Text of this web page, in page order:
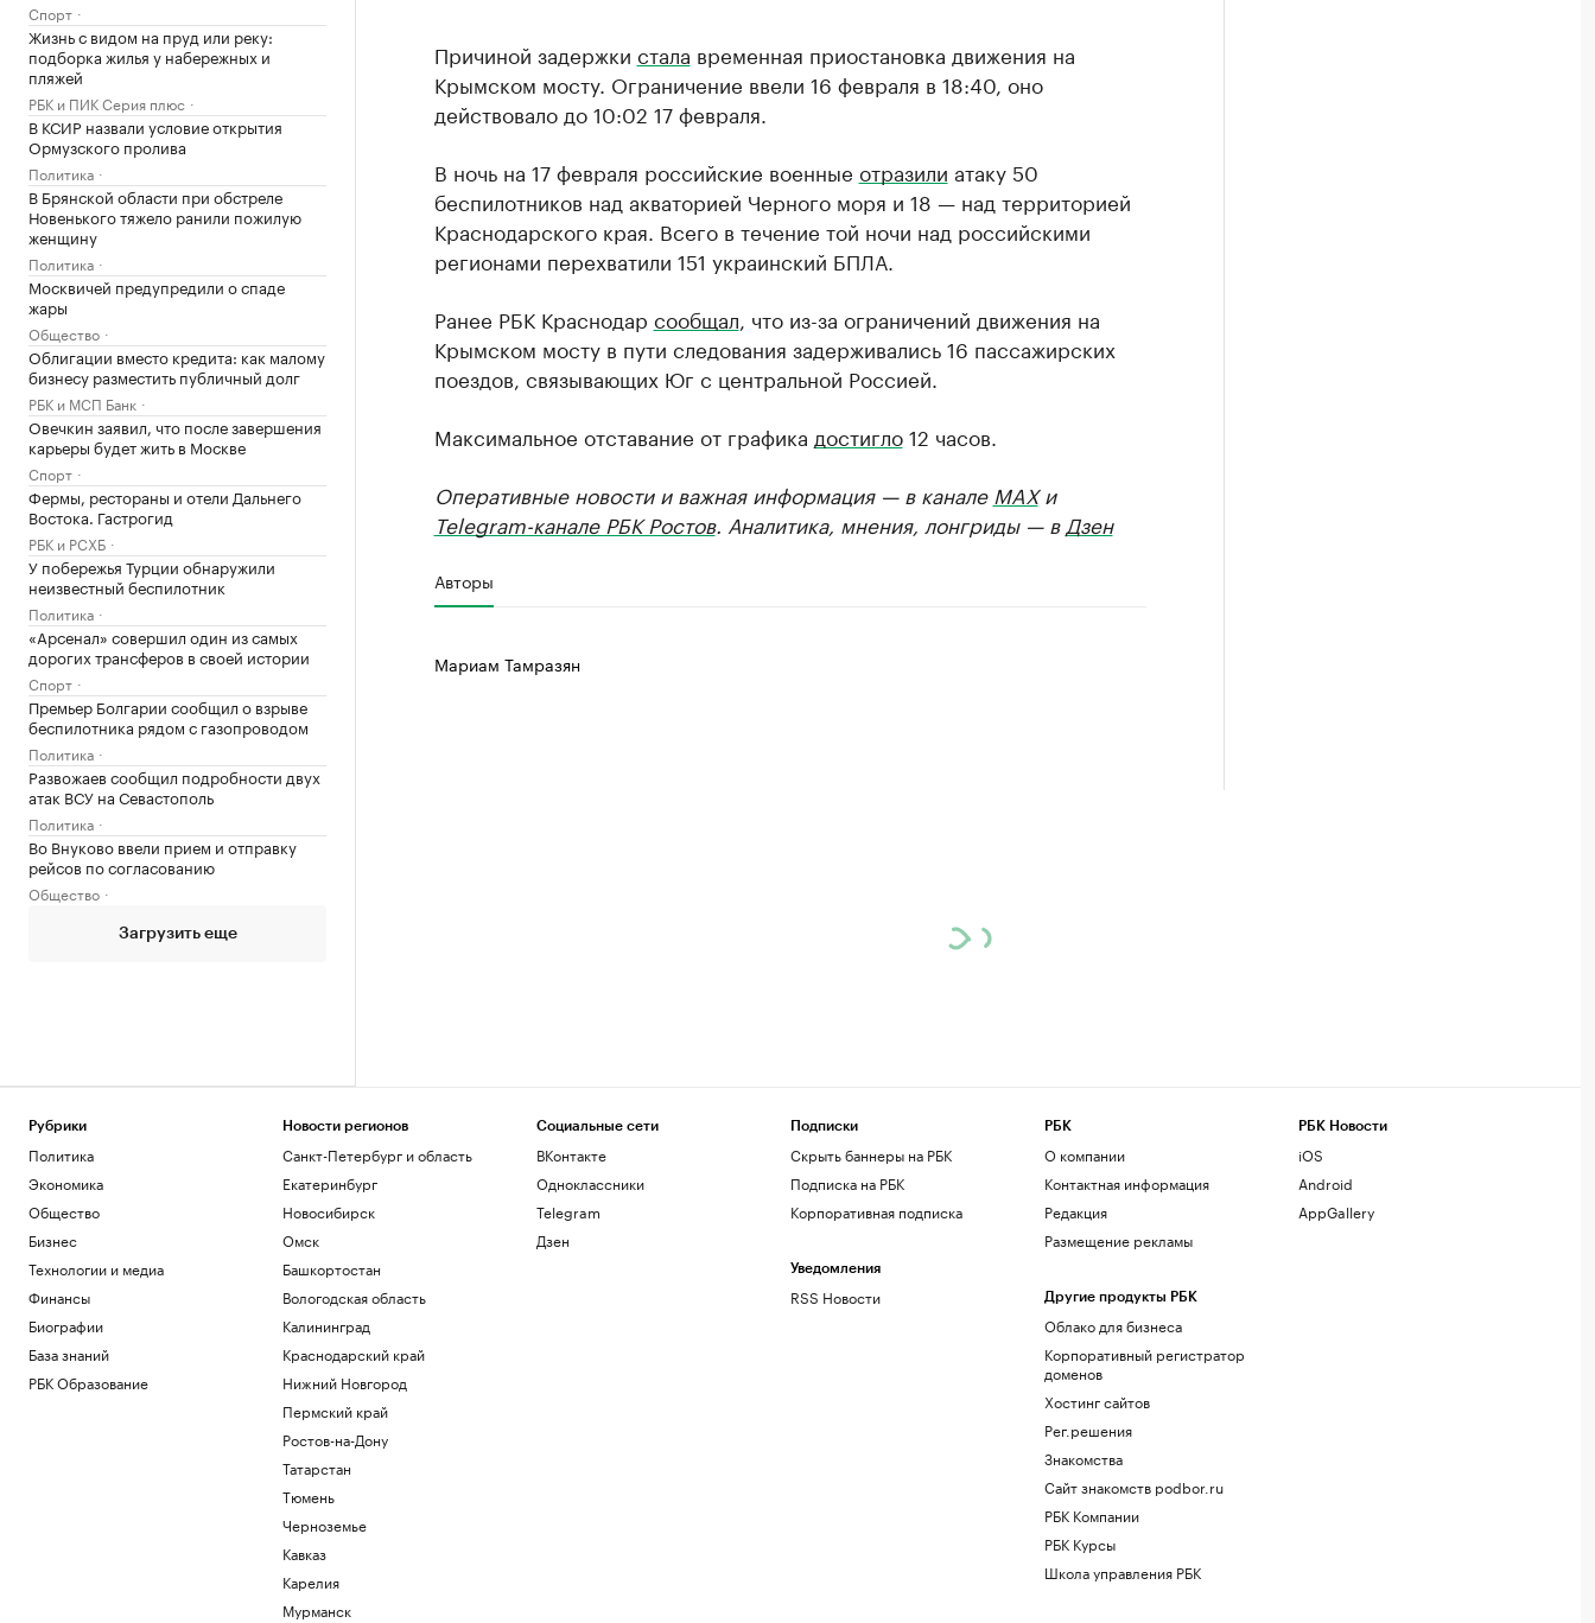
Спорт
Жизнь с видом на пруд или реку:
подборка жилья у набережных и
пляжей
РБК и ПИК Серия плюс
В КСИР назвали условие открытия
Ормузского пролива
Политика
В Брянской области при обстреле
Новенького тяжело ранили пожилую
женщину
Политика
Москвичей предупредили о спаде
жары
Общество
Облигации вместо кредита: как малому
бизнесу разместить публичный долг
РБК и МСП Банк
Овечкин заявил, что после завершения
карьеры будет жить в Москве
Спорт
Фермы, рестораны и отели Дальнего
Востока. Гастрогид
РБК и РСХБ
У побережья Турции обнаружили
неизвестный беспилотник
Политика
«Арсенал» совершил один из самых
дорогих трансферов в своей истории
Спорт
Премьер Болгарии сообщил о взрыве
беспилотника рядом с газопроводом
Политика
Развожаев сообщил подробности двух
атак ВСУ на Севастополь
Политика
Во Внуково ввели прием и отправку
рейсов по согласованию
Общество
Загрузить еще
Причиной задержки стала временная приостановка движения на
Крымском мосту. Ограничение ввели 16 февраля в 18:40, оно
действовало до 10:02 17 февраля.
В ночь на 17 февраля российские военные отразили атаку 50
беспилотников над акваторией Черного моря и 18 — над территорией
Краснодарского края. Всего в течение той ночи над российскими
регионами перехватили 151 украинский БПЛА.
Ранее РБК Краснодар сообщал , что из-за ограничений движения на
Крымском мосту в пути следования задерживались 16 пассажирских
поездов, связывающих Юг с центральной Россией.
Максимальное отставание от графика достигло12 часов.
Оперативные новости и важная информация — в канале MAXи
Telegram-канале РБК Ростов. Аналитика, мнения, лонгриды — в Дзен
Авторы
Мариам Тамразян
Рубрики
Политика
Экономика
Общество
Бизнес
Технологии и медиа
Финансы
Биографии
База знаний
РБК Образование
Новости регионов
Санкт-Петербург и область
Екатеринбург
Новосибирск
Омск
Башкортостан
Вологодская область
Калининград
Краснодарский край
Нижний Новгород
Пермский край
Ростов-на-Дону
Татарстан
Тюмень
Черноземье
Кавказ
Карелия
Мурманск
Социальные сети
ВКонтакте
Одноклассники
Telegram
Дзен
Подписки
Скрыть баннеры на РБК
Подписка на РБК
Корпоративная подписка
Уведомления
RSS Новости
РБК
О компании
Контактная информация
Редакция
Размещение рекламы
Другие продукты РБК
Облако для бизнеса
Корпоративный регистратор
доменов
Хостинг сайтов
Рег.решения
Знакомства
Сайт знакомств podbor.ru
РБК Компании
РБК Курсы
Школа управления РБК
РБК Новости
iOS
Android
AppGallery